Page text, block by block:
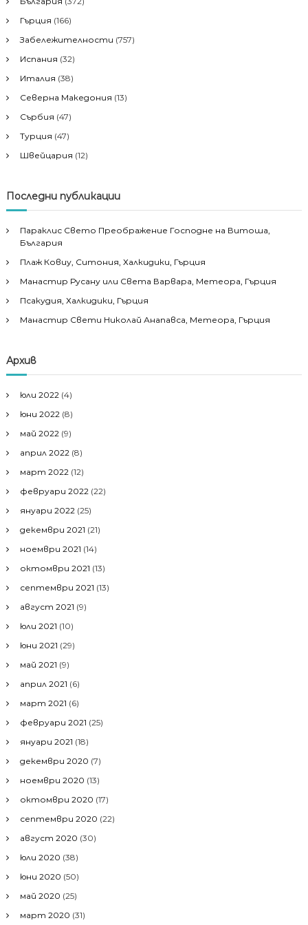
Гърция (166)
Забележителности (757)
Испания (32)
Италия (38)
Северна Македония (13)
Сърбия (47)
Турция (47)
Швейцария (12)
Последни публикации
Параклис Свето Преображение Господне на Витоша,
България
Плаж Ковиу, Ситония, Халкидики, Гърция
Манастир Русану или Света Варвара, Метеора, Гърция
Псакудия, Халкидики, Гърция
Манастир Свети Николай Анапавса, Метеора, Гърция
Архив
юли 2022 (4)
юни 2022 (8)
май 2022 (9)
април 2022 (8)
март 2022 (12)
февруари 2022 (22)
януари 2022 (25)
декември 2021 (21)
ноември 2021 (14)
октомври 2021 (13)
септември 2021 (13)
август 2021 (9)
юли 2021 (10)
юни 2021 (29)
май 2021 (9)
април 2021 (6)
март 2021 (6)
февруари 2021 (25)
януари 2021 (18)
декември 2020 (7)
ноември 2020 (13)
октомври 2020 (17)
септември 2020 (22)
август 2020 (30)
юли 2020 (38)
юни 2020 (50)
май 2020 (25)
март 2020 (31)